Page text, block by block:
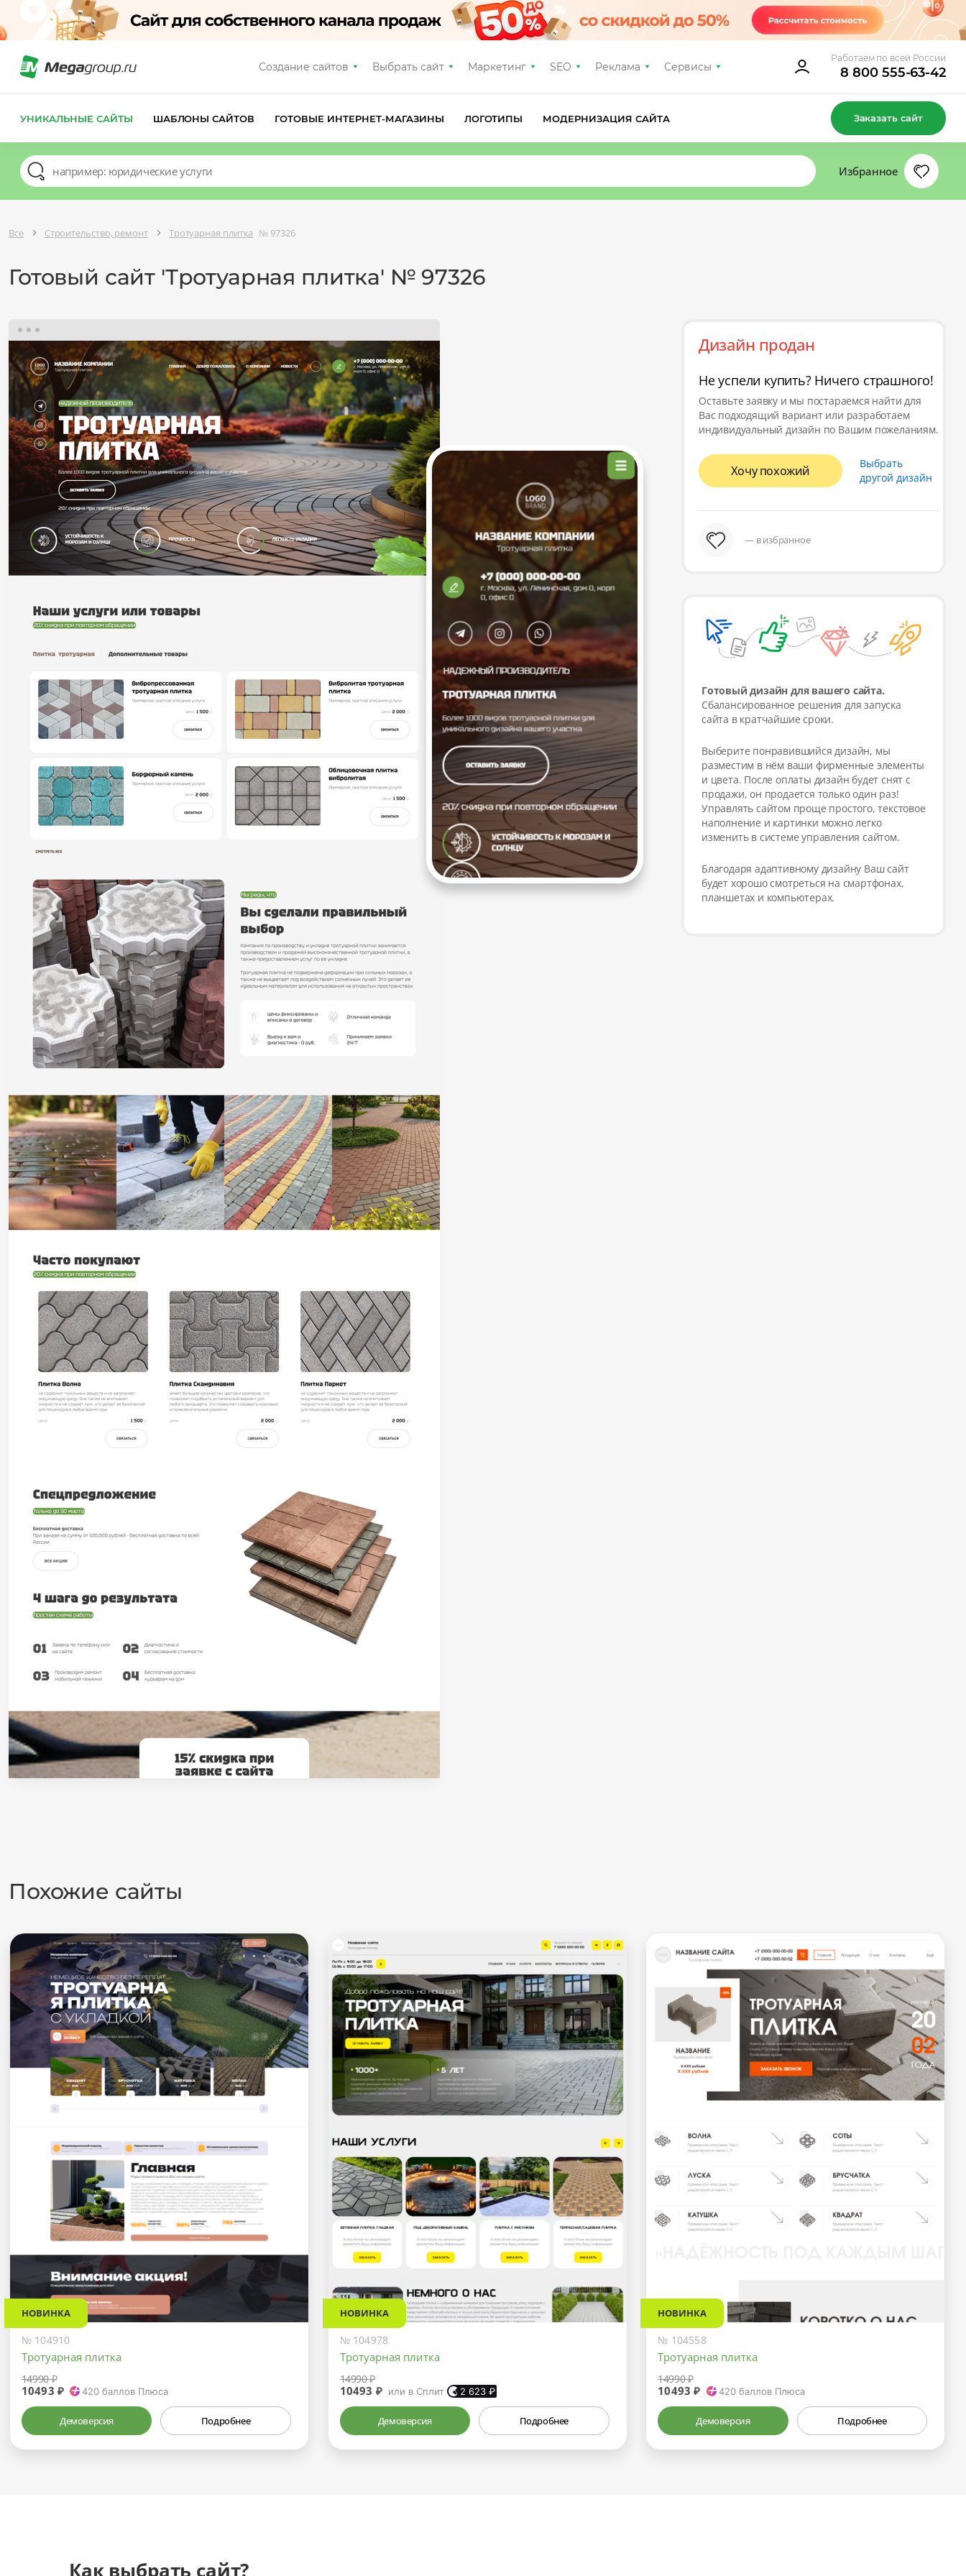
Создание сайтов Выбрать сайт Маркетинг SEO Реклама Сервисы
Работаем по всей России
8 800 555-63-42
УНИКАЛЬНЫЕ САЙТЫ ШАБЛОНЫ САЙТОВ ГОТОВЫЕ ИНТЕРНЕТ-МАГАЗИНЫ ЛОГОТИПЫ МОДЕРНИЗАЦИЯ САЙТА Заказать сайт
Избранное
Все Строительство, ремонт Тротуарная плитка № 97326
Готовый сайт 'Тротуарная плитка' № 97326
Дизайн продан
Не успели купить? Ничего страшного!
Оставьте заявку и мы постараемся найти для
Вас подходящий вариант или разработаем
индивидуальный дизайн по Вашим пожеланиям.
Хочу похожий
Выбрать
другой дизайн
— в избранное
Готовый дизайн для вашего сайта.
Сбалансированное решения для запуска
сайта в кратчайшие сроки.
Выберите понравившийся дизайн, мы
разместим в нём ваши фирменные элементы
и цвета. После оплаты дизайн будет снят с
продажи, он продается только один раз!
Управлять сайтом проще простого, текстовое
наполнение и картинки можно легко
изменить в системе управления сайтом.
Благодаря адаптивному дизайну Ваш сайт
будет хорошо смотреться на смартфонах,
планшетах и компьютерах.
Похожие сайты
НОВИНКА
№ 104910
Тротуарная плитка
14990 ₽
10493 ₽ 420 баллов Плюса
Демоверсия Подробнее
НОВИНКА
№ 104978
Тротуарная плитка
14990 ₽
10493 ₽ или в Сплит 2 623₽
Демоверсия Подробнее
НОВИНКА
№ 104558
Тротуарная плитка
14990 ₽
10493 ₽ 420баллов Плюса
Демоверсия Подробнее
Как выбрать сайт?